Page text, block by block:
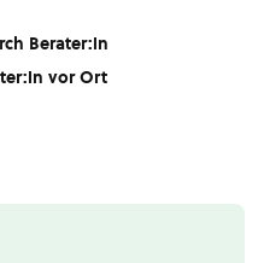
Berater:in
vor Ort